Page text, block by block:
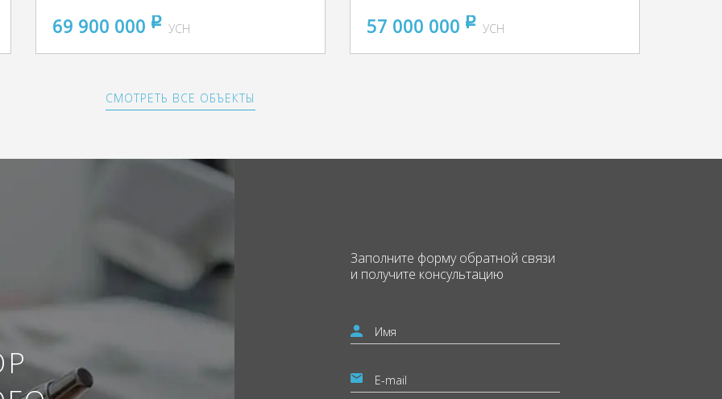
69 900 000 pуб
УСН 57 000 000 pуб
УСН
СМОТРЕТЬ ВСЕ ОБЪЕКТЫ
Заполните формуобратной связи
и получите консультацию